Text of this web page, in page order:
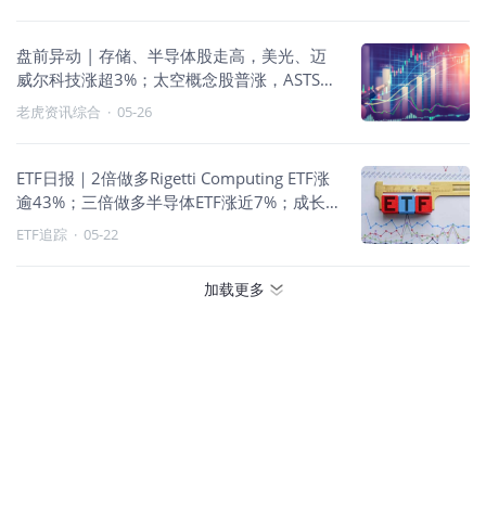
盘前异动 | 存储、半导体股走高，美光、迈
威尔科技涨超3%；太空概念股普涨，ASTS涨
超6%
老虎资讯综合 · 05-26
ETF日报｜2倍做多Rigetti Computing ETF涨
逾43%；三倍做多半导体ETF涨近7%；成长
风格上行
ETF追踪 · 05-22
加载更多